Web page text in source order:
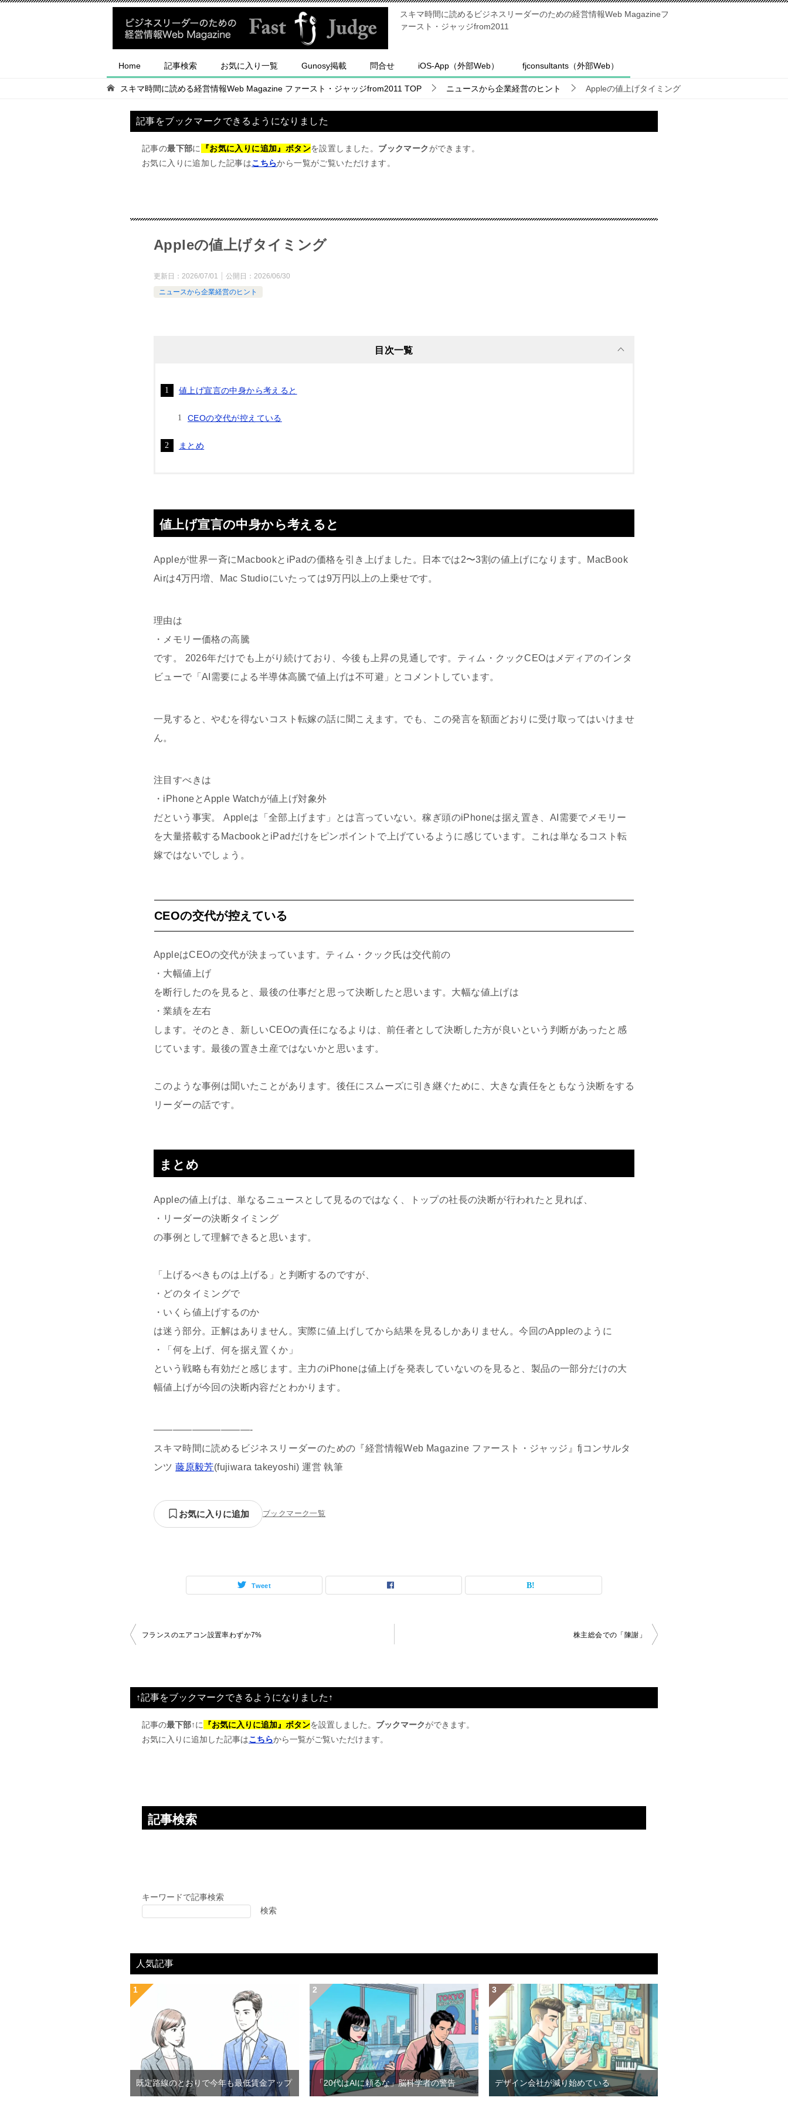
スキマ時間に読めるビジネスリーダーのための経営情報Web Magazineフ
ァースト・ジャッジfrom2011
Home 記事検索 お気に入り一覧 Gunosy掲載 問合せ iOS-App（外部Web） fjconsultants（外部Web）
スキマ時間に読める経営情報Web Magazine ファースト・ジャッジfrom2011 TOP ニュースから企業経営のヒント Appleの値上げタイミング
記事をブックマークできるようになりました
記事の最下部に 『お気に入りに追加』ボタンを設置しました。 ブックマーク ができます。
お気に入りに追加した記事はこちらから一覧がご覧いただけます。
Appleの値上げタイミング
更新日： 2026/07/01 公開日： 2026/06/30
ニュースから企業経営のヒント
目次一覧
値上げ宣言の中身から考えると
CEOの交代が控えている
まとめ
値上げ宣言の中身から考えると
Appleが世界一斉にMacbookとiPadの価格を引き上げました。日本では2〜3割の値上げになります。MacBook
Airは4万円増、Mac Studioにいたっては9万円以上の上乗せです。
理由は
・メモリー価格の高騰
です。 2026年だけでも上がり続けており、今後も上昇の見通しです。ティム・クックCEOはメディアのインタ
ビューで「AI需要による半導体高騰で値上げは不可避」とコメントしています。
一見すると、やむを得ないコスト転嫁の話に聞こえます。でも、この発言を額面どおりに受け取ってはいけませ
ん。
注目すべきは
・iPhoneとApple Watchが値上げ対象外
だという事実。 Appleは「全部上げます」とは言っていない。稼ぎ頭のiPhoneは据え置き、AI需要でメモリー
を大量搭載するMacbookとiPadだけをピンポイントで上げているように感じています。これは単なるコスト転
嫁ではないでしょう。
CEOの交代が控えている
AppleはCEOの交代が決まっています。ティム・クック氏は交代前の
・大幅値上げ
を断行したのを見ると、最後の仕事だと思って決断したと思います。大幅な値上げは
・業績を左右
します。そのとき、新しいCEOの責任になるよりは、前任者として決断した方が良いという判断があったと感
じています。最後の置き土産ではないかと思います。
このような事例は聞いたことがあります。後任にスムーズに引き継ぐために、大きな責任をともなう決断をする
リーダーの話です。
まとめ
Appleの値上げは、単なるニュースとして見るのではなく、トップの社長の決断が行われたと見れば、
・リーダーの決断タイミング
の事例として理解できると思います。
「上げるべきものは上げる」と判断するのですが、
・どのタイミングで
・いくら値上げするのか
は迷う部分。正解はありません。実際に値上げしてから結果を見るしかありません。今回のAppleのように
・「何を上げ、何を据え置くか」
という戦略も有効だと感じます。主力のiPhoneは値上げを発表していないのを見ると、製品の一部分だけの大
幅値上げが今回の決断内容だとわかります。
——————————-
スキマ時間に読めるビジネスリーダーのための『経営情報Web Magazine ファースト・ジャッジ』fjコンサルタ
ンツ藤原毅芳(fujiwara takeyoshi) 運営 執筆
お気に入りに追加 ブックマーク一覧
Tweet
投
ビ
ゲ
ー
シ
フランスのエアコン設置率わずか7% 株主総会での「陳謝」
↑記事をブックマークできるようになりました↑
記事の最下部↑に 『お気に入りに追加』ボタンを設置しました。 ブックマークができます。
お気に入りに追加した記事はこちらから一覧がご覧いただけます。
記事検索
キーワードで記事検索
検索
人気記事
既定路線のとおりで今年も最低賃金アップ 「20代はAIに頼るな」脳科学者の警告 デザイン会社が減り始めている